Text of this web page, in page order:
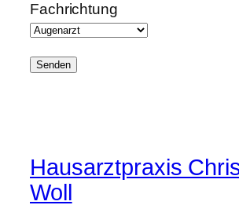
Fachrichtung
Hausarztpraxis
Woll